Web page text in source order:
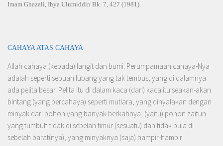
Imam Ghazali, Ihya Ulumiddin Bk. 7, 427 (1981).
CAHAYA ATAS CAHAYA
Allah cahaya (kepada) langit dan bumi. Perumpamaan cahaya-Nya
adalah seperti sebuah lubang yang tak tembus, yang di dalamnya
ada pelita besar. Pelita itu di dalam kaca (dan) kaca itu seakan-akan
bintang (yang bercahaya) seperti mutiara, yang dinyalakan dengan
minyak dari pohon yang banyak berkahnya, (yaitu) pohon zaitun
yang tumbuh tidak di sebelah timur (sesuatu) dan tidak pula di
sebelah barat(nya), yang minyaknya (saja) hampir-hampir